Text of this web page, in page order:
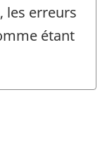
les erreurs
étant